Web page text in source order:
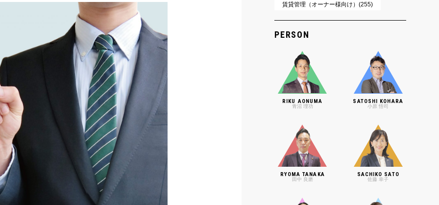
賃貸管理（オーナー様向け）(255)
PERSON
RIKU AONUMA
青沼 理功
SATOSHI KOHARA
小原 悟司
RYOMA TANAKA
田中 良磨
SACHIKO SATO
佐藤 幸子